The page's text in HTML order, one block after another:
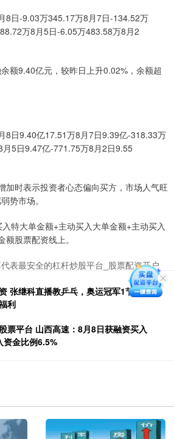
8日-9.03万345.17万8月7日-134.52万
万8月5日-6.05万483.58万8月2
额9.40亿元，较昨日上升0.02%，余额超
8日9.40亿17.51万8月7日9.39亿-318.33万
5日9.47亿-771.75万8月2日9.55
加时表示投资者心态偏向买方，市场人气旺
势市场。
特大单金额+主动买入大单金额+主动买入
股票配资线上。
表最安全的杠杆炒股平台_股票配资开户
张继科直播教乒乓，奥运冠军1节课仅40
利
票平台 山西高速：8月8日获融资买入
资金比例6.5%